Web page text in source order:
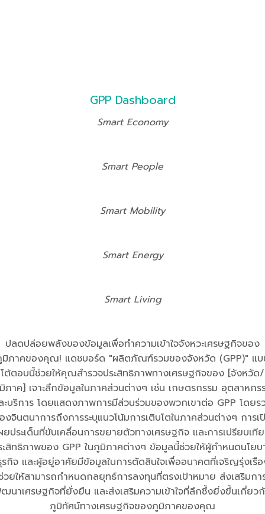
GPP Dashboard
Smart Economy
Smart People
Smart Mobility
Smart Energy
Smart Living
ปลดปล่อยพลังของข้อมูลเพื่อทำความเข้าใจจังหวะเศรษฐกิจของ
ภาคของคุณ! แดชบอร์ด "ผลิตภัณฑ์รวมของจังหวัด (GPP)" แ
โต้ตอบนี้ช่วยให้คุณสำรวจประสิทธิภาพทางเศรษฐกิจของ [จังหวัด/
ภาค] เจาะลึกข้อมูลในภาคส่วนต่างๆ เช่น เกษตรกรรม อุตสาหกร
ะบริการ โดยแสดงภาพการมีส่วนร่วมของพวกเขาต่อ GPP โดยร
งจินตนาการถึงการระบุแนวโน้มการเติบโตในภาคส่วนต่างๆ การเ
ยประเด็นที่ขับเคลื่อนการขยายตัวทางเศรษฐกิจ และการเปรียบเที
ะสิทธิภาพของ GPP ในภูมิภาคต่างๆ ข้อมูลนี้ช่วยให้ผู้กำหนดนโยบ
กิจ และผู้อยู่อาศัยมีข้อมูลในการตัดสินใจเพื่ออนาคตที่เจริญรุ่งเรื
วยให้สามารถกำหนดกลยุทธ์การลงทุนที่ตรงเป้าหมาย ส่งเสริมกา
นาเศรษฐกิจที่ยั่งยืน และส่งเสริมความเข้าใจที่ลึกซึ้งยิ่งขึ้นเกี่ยว
ภูมิทัศน์ทางเศรษฐกิจของภูมิภาคของคุณ